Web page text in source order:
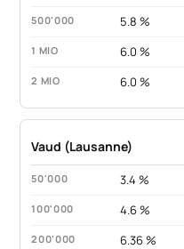
5.8 %
6.0 %
6.0 %
Vaud (Lausanne)
3.4 %
4.6 %
6.36 %